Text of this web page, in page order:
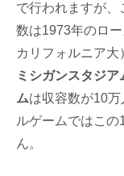
で行われますが、
数は1973年のロ
カリフォルニア大
ミシガンスタジア
ムは収容数が10
ルゲームではこ
ん。